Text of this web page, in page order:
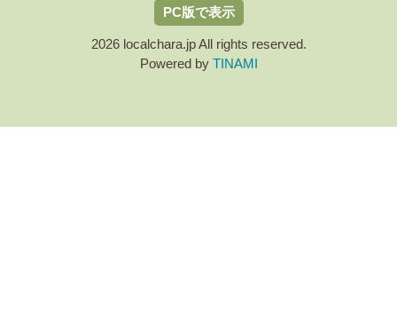
PC版で表示
2026 localchara.jp All rights reserved.
Powered by TINAMI